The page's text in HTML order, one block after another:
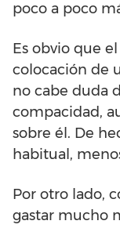
poco a poco
Es obvio que
colocación de
no cabe duda
compacidad,
sobre él. De
habitual,
Por otro lado,
gastar mucho